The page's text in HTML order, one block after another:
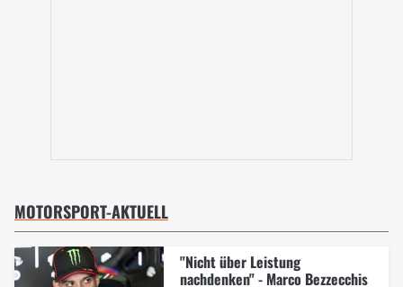
MOTORSPORT-AKTUELL
"Nicht über Leistung
nachdenken" - Marco Bezzecchis